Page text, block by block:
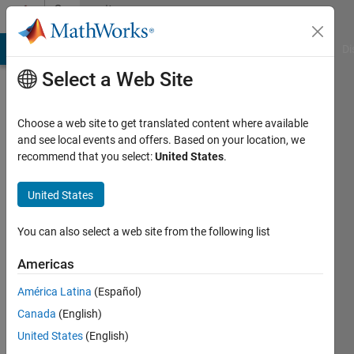
Skip to contentCommunity
Profile
Active
2017
Followers:
Following:
Select a Web Site
Choose a web site to get translated content where available
and see local events and offers. Based on your location, we
recommend that you select:United States.
United States
You can also select a web site from the following list
Americas
América Latina (Español)
Canada (English)
United States (English)